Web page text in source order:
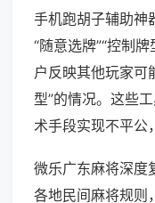
手机跑胡子辅助神
“随意选牌”“控制
户反映其他玩家可
型”的情况。这些
术手段实现不平公
微乐广东麻将深度
各地民间麻将规则